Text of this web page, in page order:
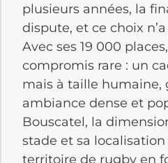
plusieurs années, la
dispute, et ce choix
Avec ses 19 000
compromis rare : un
mais à taille humaine,
ambiance dense et
Bouscatel, la
stade et sa
territoire de rugby en